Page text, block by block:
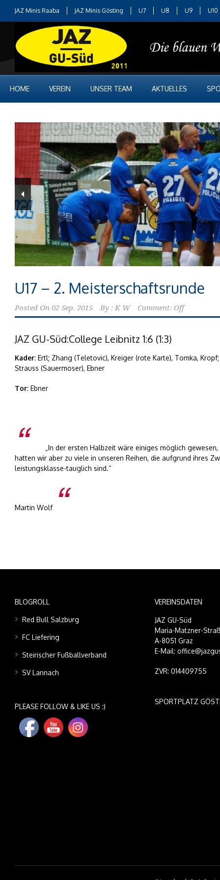
JAZ Minis Raaba JAZ Minis Gösting U7 U8 U9 U10
HOME VEREIN UNSER TEAM AKTUELLES
U17 – 2. Meisterschaftsrunde
Posted On 02 Sep. 2015 By : K W Comment: Off
JAZ GU-Süd:College Leibnitz 1:6 (1:3)
Kader: Ertl; Zhang (Teletovic), Kreiger (rote Karte), Tomka,
Strauss (Sauermoser), Ebner
Tor: Ebner
„In der ersten Halbzeit wäre einiges möglich
hatten wir aber zu viele in unseren Reihen, die aufgrund ihres
leistungsklasse-tauglich sind.“
Martin Wolf
BLOGROLL
Red Bull Salzburg
FC Liefering
Steirischer Fußballverband
SV Lannach
PLEASE FOLLOW & LIKE US :)
VEREINSDATEN
JAZ GU-Süd
Maria-Matzner-
A-8051 Graz
E-Mail:
ZVR: 014409755
SPORTPLATZ